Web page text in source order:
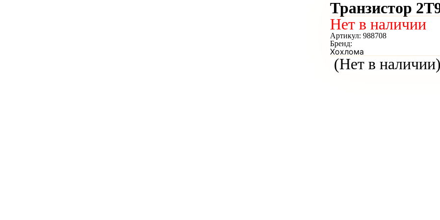
Транзистор
(Нет в наличии)
Нет в наличии
Артикул: 988708
Бренд:
Хохлома